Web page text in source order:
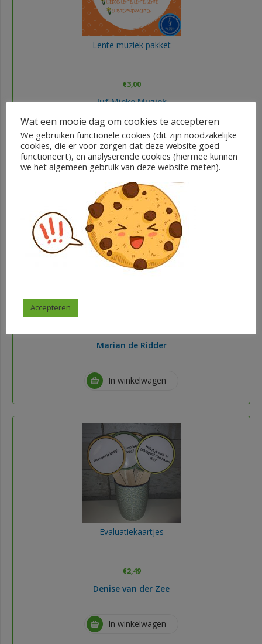
Lente muziek pakket
€3,00
Juf Mieke Muziek
In winkelwagen
Marian de Ridder
In winkelwagen
Evaluatiekaartjes
€2,49
Denise van der Zee
In winkelwagen
Wat een mooie dag om cookies te accepteren
We gebruiken functionele cookies (dit zijn noodzakelijke
cookies, die er voor zorgen dat deze website goed
functioneert), en analyserende cookies (hiermee kunnen
we het algemeen gebruik van deze website meten).
Accepteren